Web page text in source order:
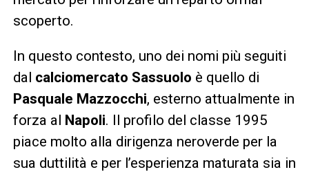
scoperto.
In questo contesto, uno dei nomi più seguiti
dal calciomercato Sassuolo è quello di
Pasquale Mazzocchi, esterno attualmente in
forza al Napoli. Il profilo del classe 1995
piace molto alla dirigenza neroverde per la
sua duttilità e per l’esperienza maturata sia in